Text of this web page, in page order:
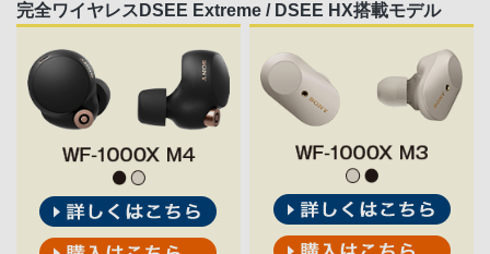
完全ワイヤレスDSEE Extreme / DSEE HX搭載モデル